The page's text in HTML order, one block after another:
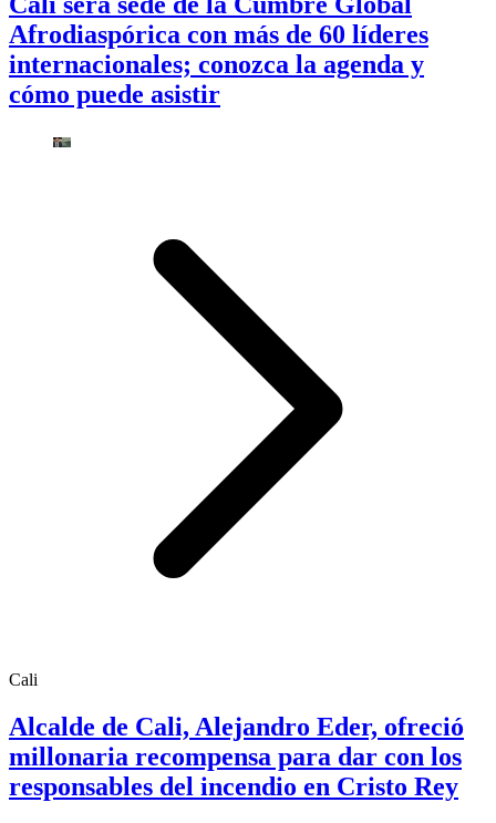
Afrodiaspórica con más de 60 líderes
internacionales; conozca la agenda y
cómo puede asistir
Cali
Alcalde de Cali, Alejandro Eder, ofreció
millonaria recompensa para dar con los
responsables del incendio en Cristo Rey